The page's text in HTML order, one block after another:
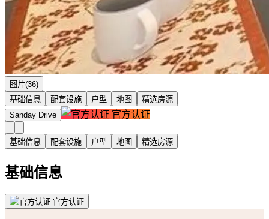
图片(36)
基础信息
配套设施 户型 地图
精选房源
Sanday Drive
官方认证
基础信息 配套设施 户型 地图 精选房源
基础信息
官方认证